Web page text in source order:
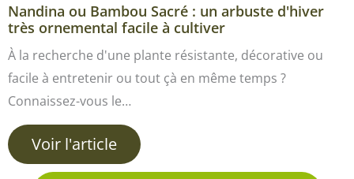
Nandina ou Bambou Sacré : un arbuste d'hiver
très ornemental facile à cultiver
À la recherche d'une plante résistante, décorative ou
facile à entretenir ou tout çà en même temps ?
Connaissez-vous le…
Voir l'article